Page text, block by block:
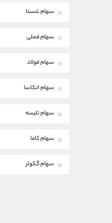
سهام شستا
سهام فملی
سهام فولاد
سهام اتکاسا
سهام تلیسه
سهام کاما
سهام گکوثر